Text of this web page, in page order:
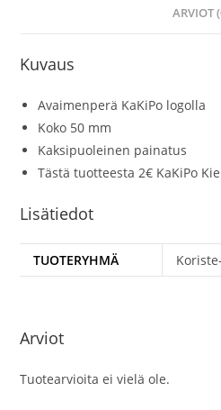
ARVIOT
Kuvaus
Avaimenperä KaKiPo logolla
Koko 50 mm
Kaksipuoleinen painatus
Tästä tuotteesta 2€ KaKiPo
Lisätiedot
TUOTERYHMÄ
Arviot
Tuotearvioita ei vielä ole.